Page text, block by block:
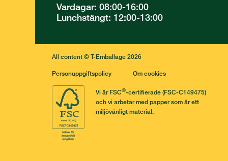
Vardagar: 08:00-16:00
Lunchstängt: 12:00-13:00
All content © T-Emballage 2026
Personuppgiftspolicy Om cookies
Vi är FSC®-certifierade (FSC-C149475)
och vi arbetar med papper som är ett
miljövänligt material.